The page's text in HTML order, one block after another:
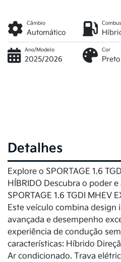
Câmbio
Automático
Ano/Modelo
2025/2026
Cor
Preto
Detalhes
Explore o SPORTAGE 1.6
HÍBRIDO Descubra o poder
SPORTAGE 1.6 TGDI MHEV
Este veículo combina design
avançada e desempenho
experiência de condução
características: Híbrido
Ar condicionado. Trava